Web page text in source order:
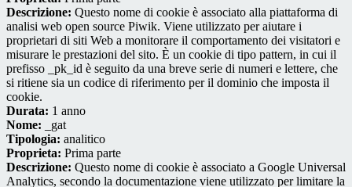
Descrizione: Questo nome di cookie è associato alla piattaforma di
analisi web open source Piwik. Viene utilizzato per aiutare i
proprietari di siti Web a monitorare il comportamento dei visitatori e
misurare le prestazioni del sito. È un cookie di tipo pattern, in cui il
prefisso _pk_id è seguito da una breve serie di numeri e lettere, che
si ritiene sia un codice di riferimento per il dominio che imposta il
cookie.
Durata: 1 anno
Nome: _gat
Tipologia: analitico
Proprieta: Prima parte
Descrizione: Questo nome di cookie è associato a Google Universal
Analytics, secondo la documentazione viene utilizzato per limitare la